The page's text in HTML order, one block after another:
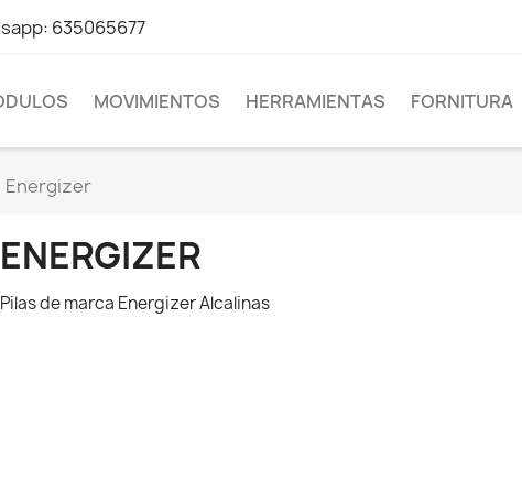
635065677
MOVIMIENTOS HERRAMIENTAS FORNITURA
Energizer
ENERGIZER
Pilas de marca Energizer Alcalinas